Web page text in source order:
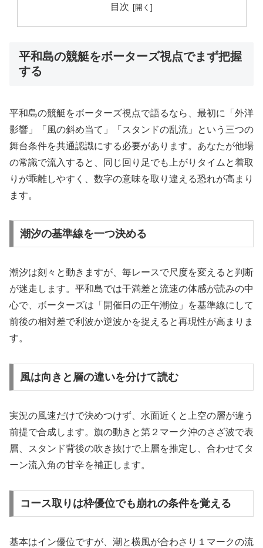
目次
平和島の競艇をボーターズ視点でまず把握
する
平和島の競艇をボーターズ視点で語るなら、最初に「外洋
影響」「風の斜め当て」「スタンドの乱流」という三つの
舞台条件を共通認識にする必要があります。あなたが他場
の常識で流入すると、同じ回り足でも上がりタイムと着取
りが乖離しやすく、数字の意味を取り違える恐れが高まり
ます。
潮汐の基準線を一つ決める
潮汐は刻々と動きますが、毎レースで尺度を変えると判断
が迷走します。平和島では干満差と流速の体感が読みの中
心で、ボーターズは「開催日の正午潮位」を基準線にして
前後の相対差で利波か逆波かを捉えると再現性が高まりま
す。
風は向きと層の違いを分けて読む
実況の風速だけで決めつけず、水面近くと上空の層が違う
前提で合成します。旗の動きと第２マーク沖のさざ波で表
層、スタンド背後の吹き抜けで上層を推定し、合わせてタ
ーン流入角の甘辛を補正します。
コース取りは枠優位でも崩れの条件を覚える
基本はイン優位ですが、潮と横風が合わさり１マークの流